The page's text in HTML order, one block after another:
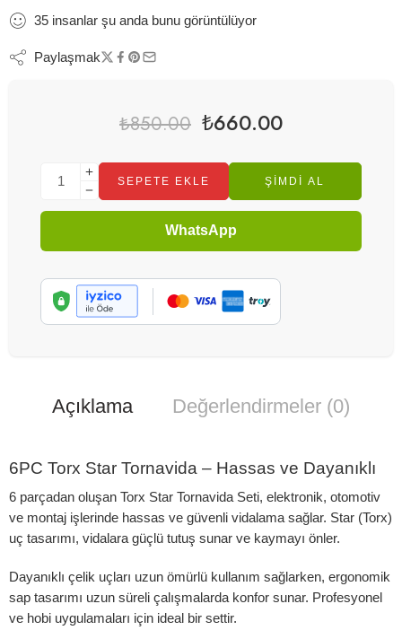
35 insanlar şu anda bunu görüntülüyor
Paylaşmak
₺850.00 ₺660.00
SEPETE EKLE ŞIMDI AL
WhatsApp
Açıklama Değerlendirmeler (0)
6PC Torx Star Tornavida – Hassas ve Dayanıklı
6 parçadan oluşan Torx Star Tornavida Seti, elektronik, otomotiv
ve montaj işlerinde hassas ve güvenli vidalama sağlar. Star (Torx)
uç tasarımı, vidalara güçlü tutuş sunar ve kaymayı önler.
Dayanıklı çelik uçları uzun ömürlü kullanım sağlarken, ergonomik
sap tasarımı uzun süreli çalışmalarda konfor sunar. Profesyonel
ve hobi uygulamaları için ideal bir settir.